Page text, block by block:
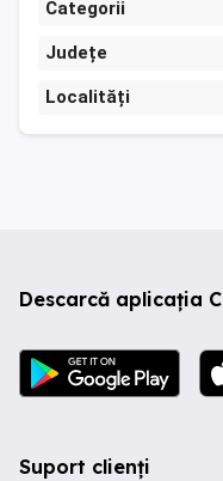
Categorii
Județe
Localități
Descarcă aplicația
Suport clienți